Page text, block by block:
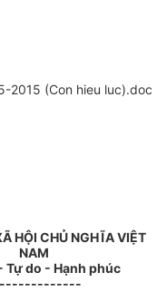
2015 (Con hieu luc).doc
HỘI CHỦ NGHĨA VIỆT
NAM
Tự do - Hạnh phúc